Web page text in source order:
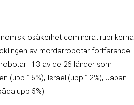
osäkerhet dominerat rubrikerna
av mördarrobotar fortfarande
i 13 av de 26 länder som
(upp 16%), Israel (upp 12%), Japan
upp 5%).